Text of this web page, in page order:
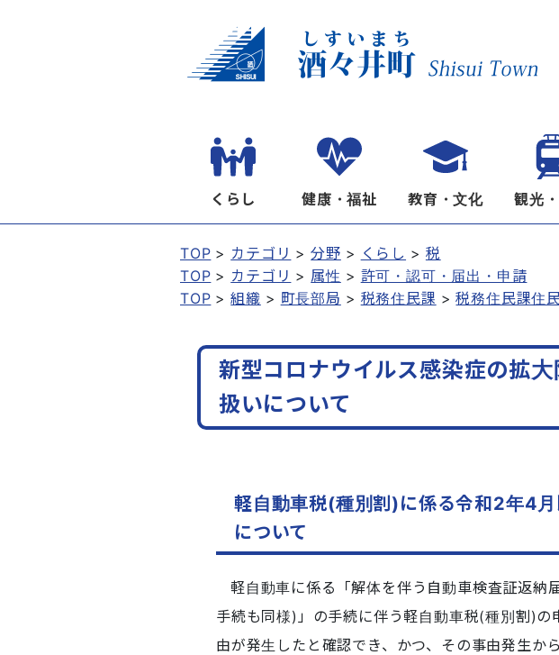
くらし 健康・福祉 教育・文化 観光
TOP カテゴリ 分野 くらし
税
TOP
カテゴリ 属性
許可・認可・届出・申請
TOP
組織 町長部局 税務住民課 税務住民課住
新型コロナウイルス感染症の拡
扱いについて
軽自動車税(種別割)に係る令和2年4
について
軽自動車に係る「解体を伴う自動車検査証返
手続も同様)」の手続に伴う軽自動車税(種別割)
由が発生したと確認でき、かつ、その事由発生